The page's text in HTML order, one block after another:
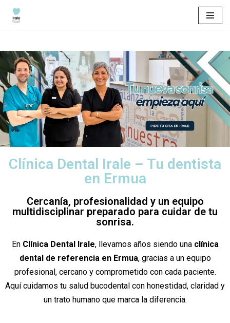
contenido
Clínica Dental Irale – Tu dentista
en Ermua
Cercanía, profesionalidad y un equipo
multidisciplinar preparado para cuidar de tu
sonrisa.
En Clínica Dental Irale, llevamos años siendo una clínica
dental de referencia en Ermua, gracias a un equipo
profesional, cercano y comprometido con cada paciente.
Aquí cuidamos tu salud bucodental con honestidad, claridad y
un trato humano que marca la diferencia.